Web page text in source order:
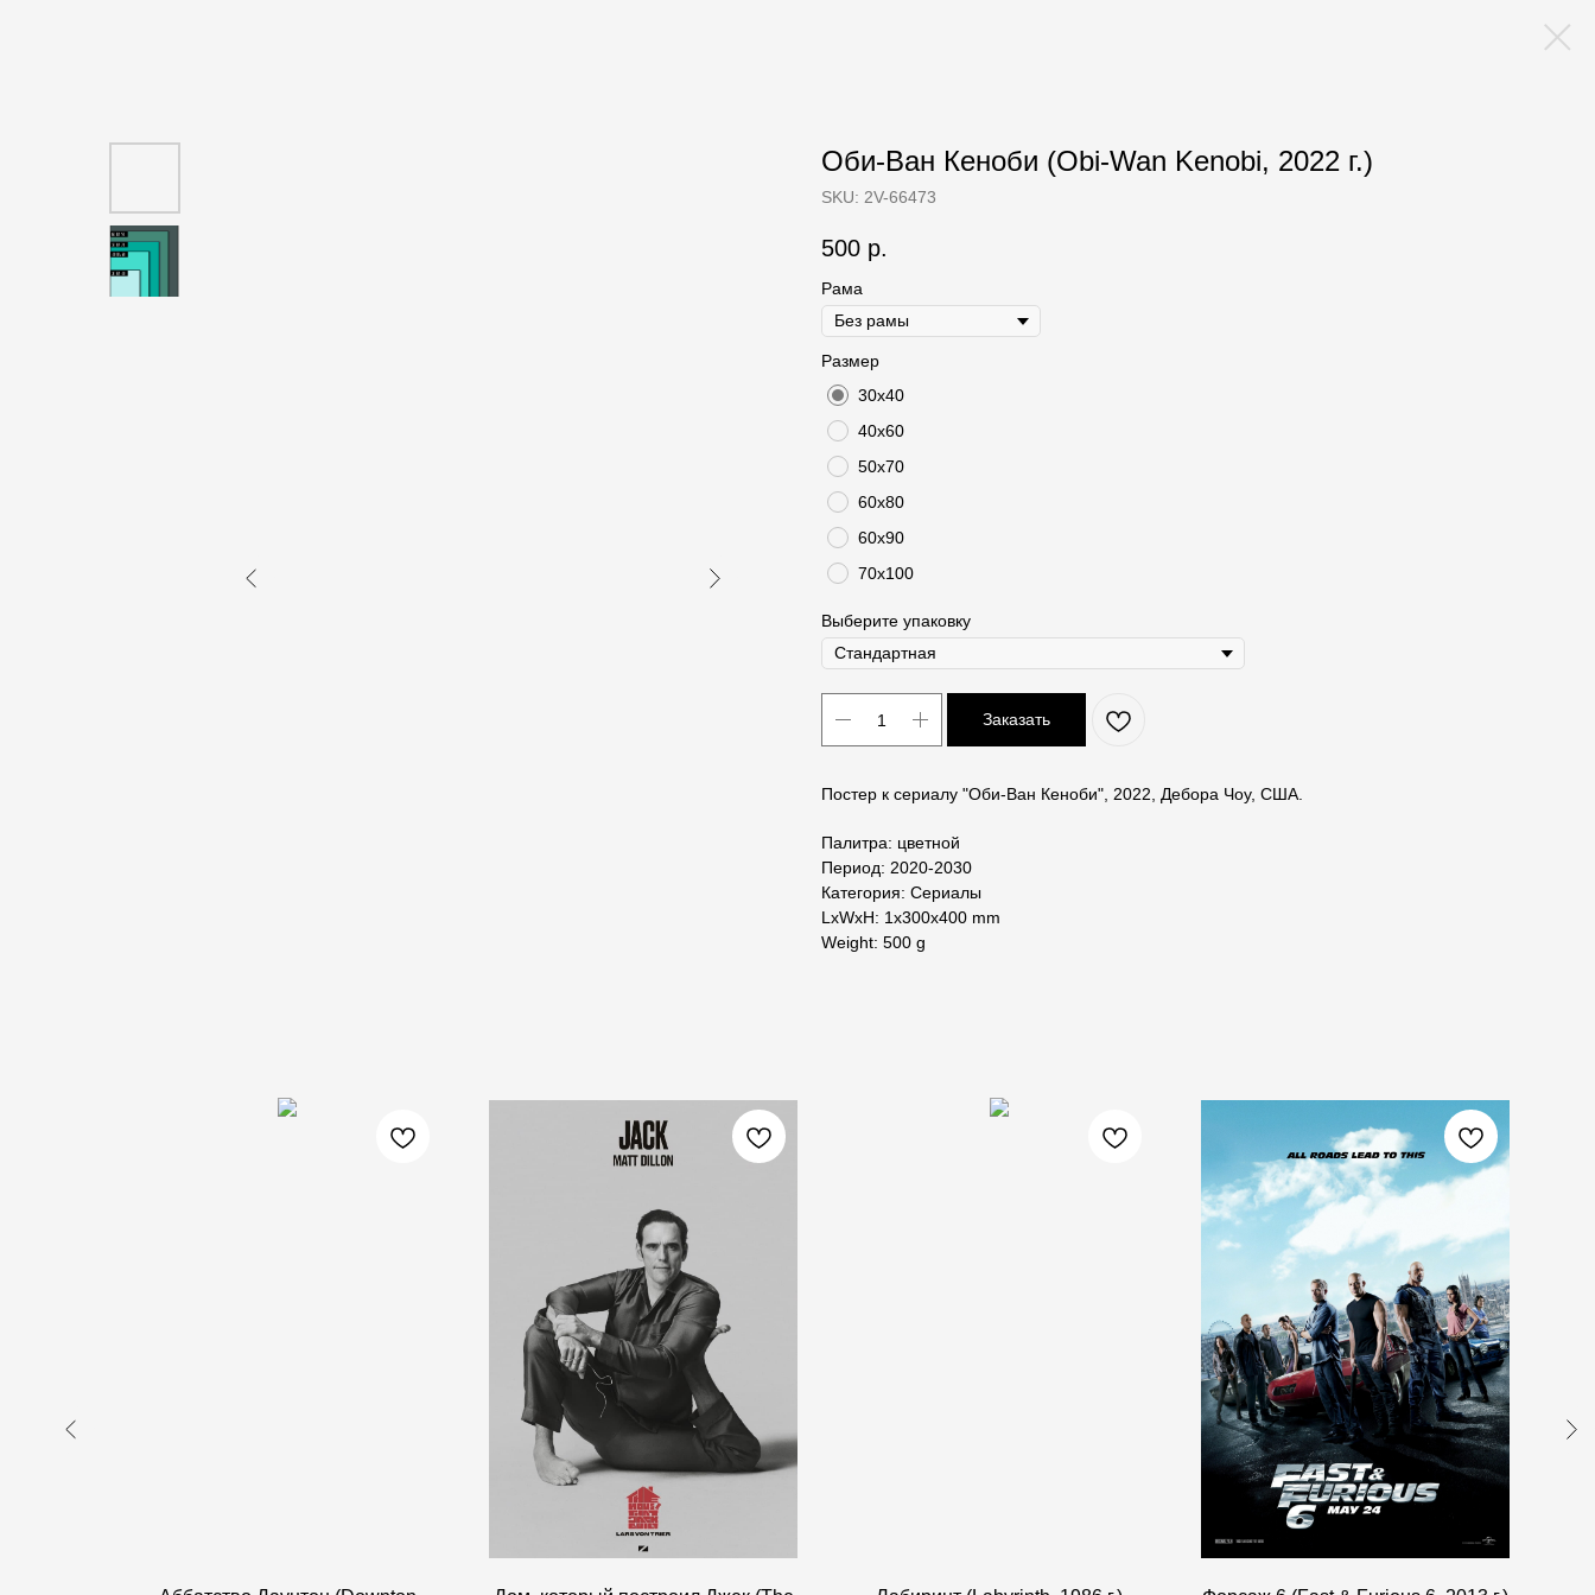
Оби-Ван Кеноби (Obi-Wan Kenobi, 2022 г.)
SKU: 2V-66473
500 р.
Рама
Размер
30х40
40х60
50х70
60х80
60х90
70х100
Выберите упаковку
Заказать
Постер к сериалу "Оби-Ван Кеноби", 2022, Дебора Чоу, США.
Палитра: цветной
Период: 2020-2030
Категория: Сериалы
LxWxH: 1x300x400 mm
Weight: 500 g